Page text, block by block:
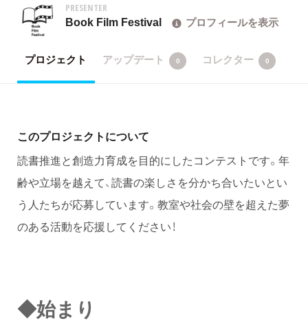
PRESENTER
Book Film Festival プロフィールを表示
プロジェクト アップデート 0 コレクター 0
このプロジェクトについて
読書推進と創造力育成を目的にしたコンテストです。年
齢や立場を越えて、読書の楽しさを分かち合いたいとい
う人たちが応募しています。教室や社会の壁を超えた夢
のある活動を応援してください！
◆始まり